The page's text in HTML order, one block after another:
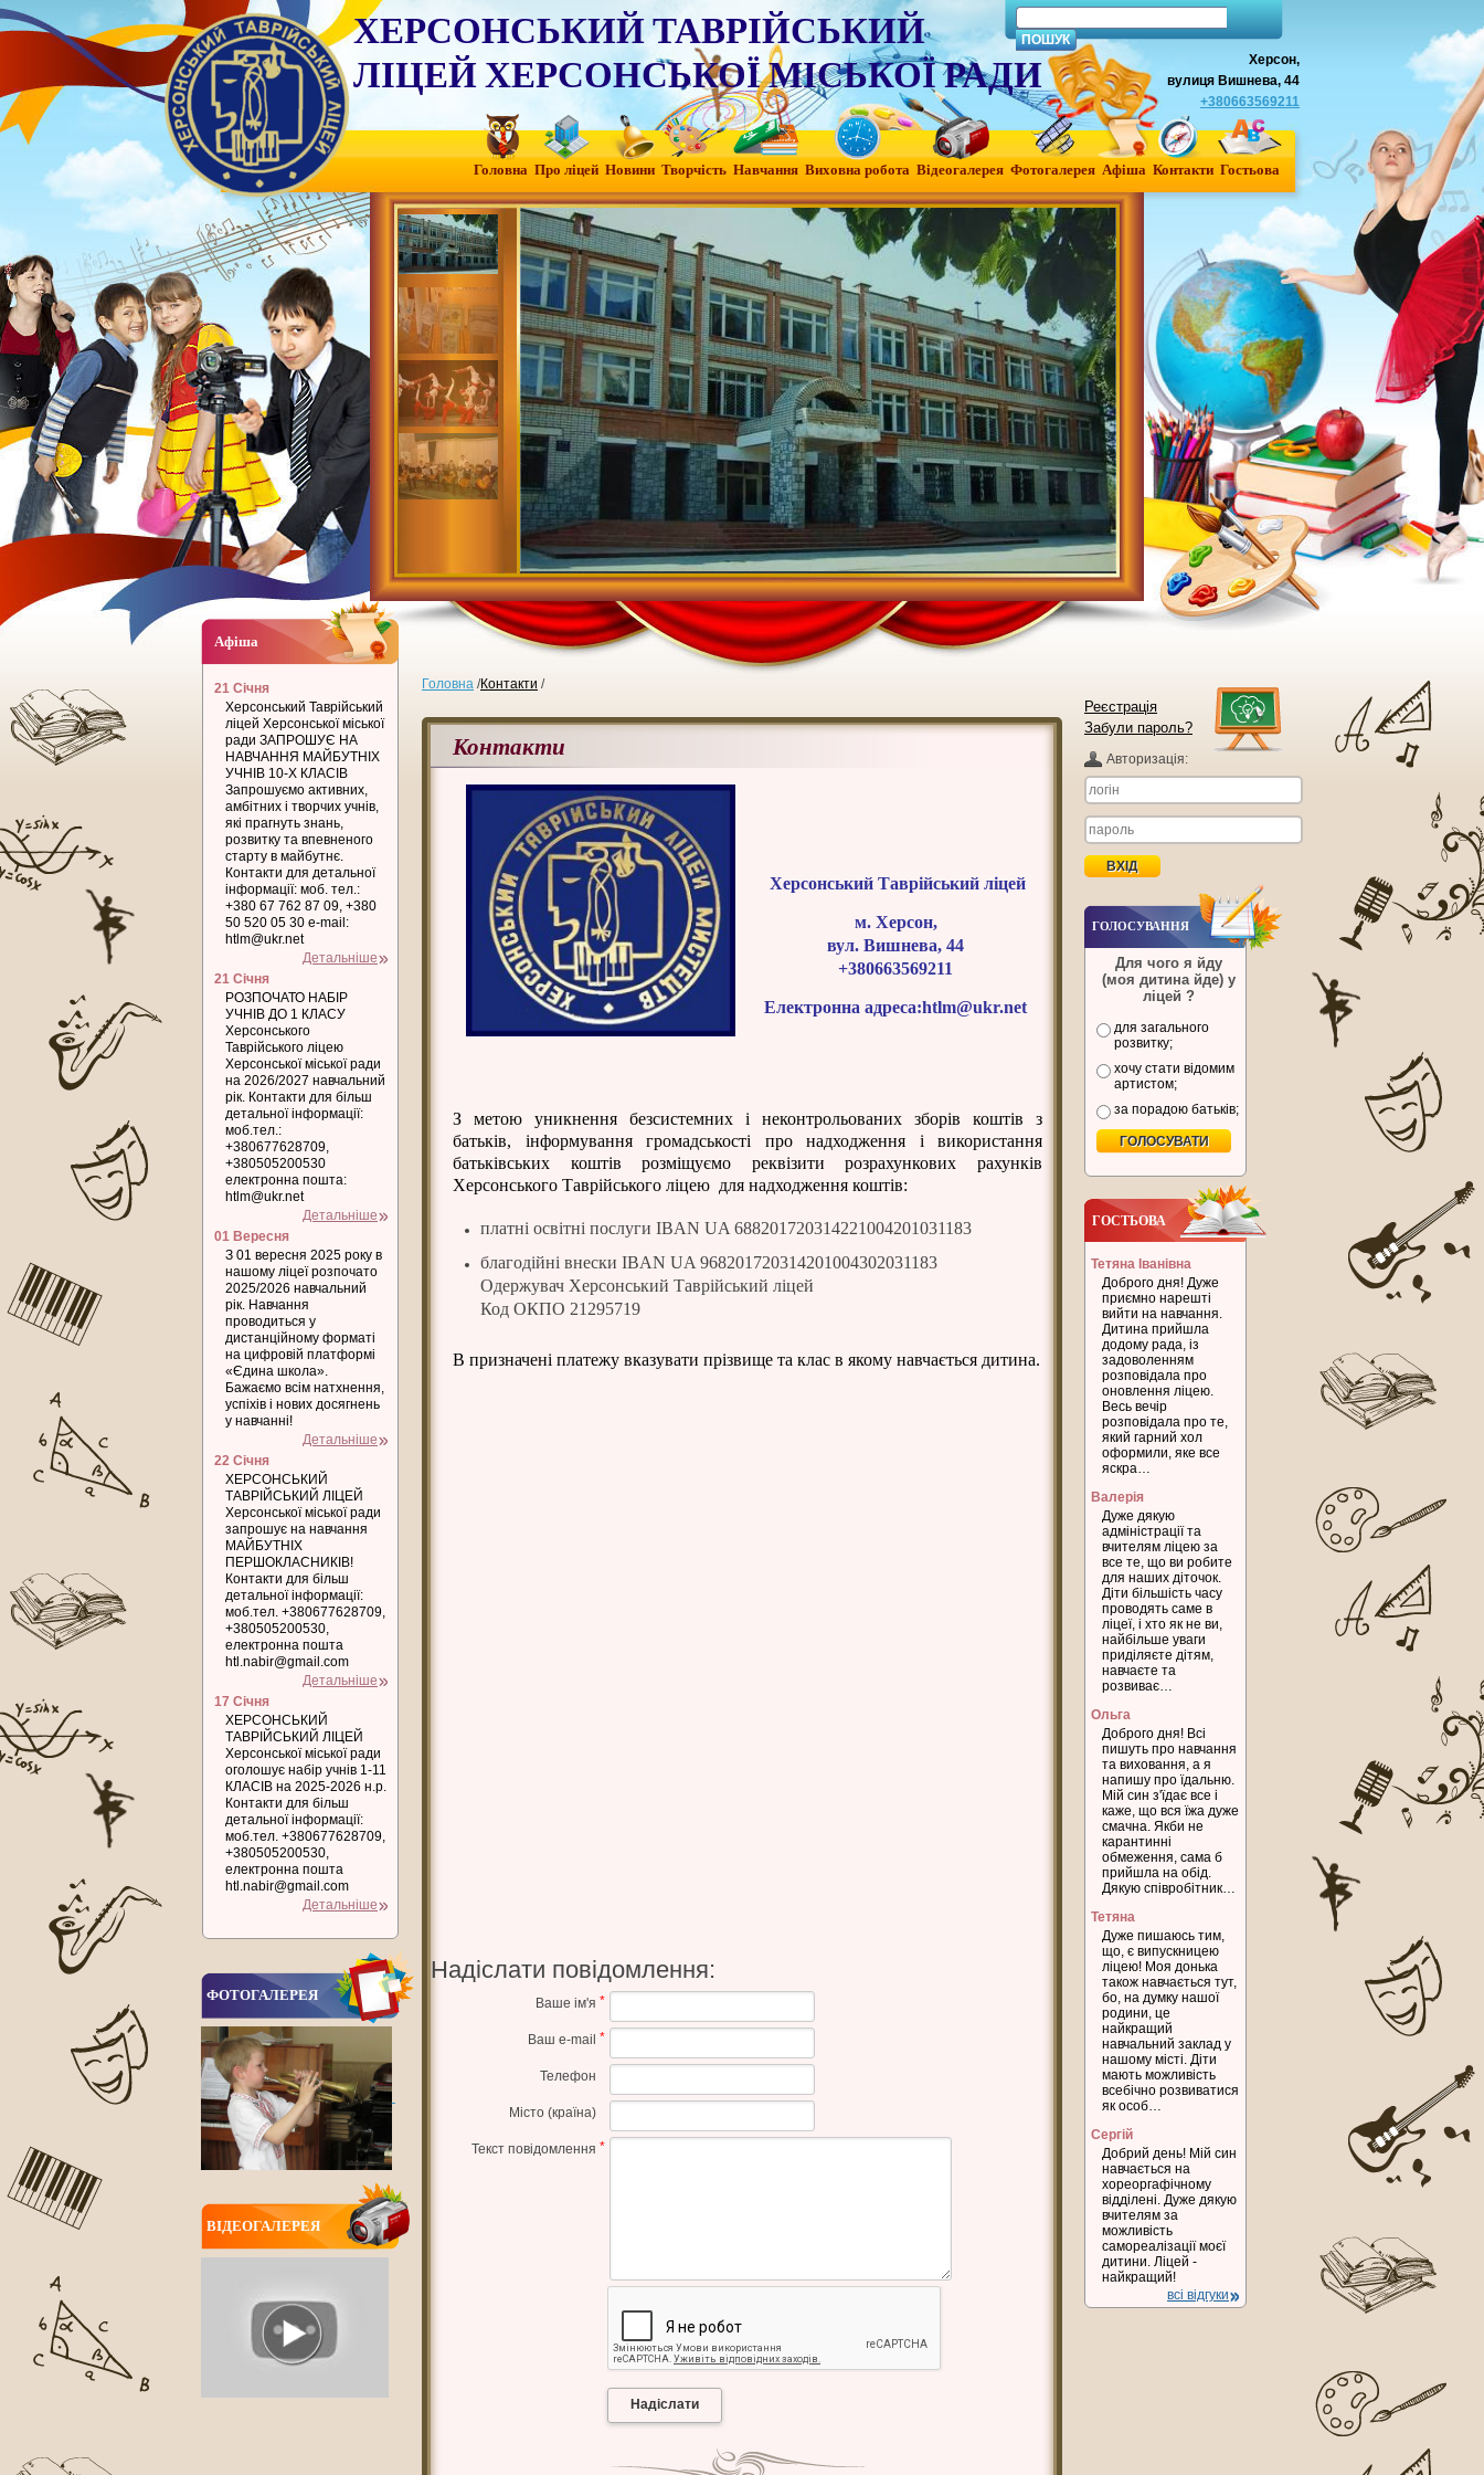
ХЕРСОНСЬКИЙ ТАВРІЙСЬКИЙ
ЛІЦЕЙ ХЕРСОНСЬКОЇ МІСЬКОЇ РАДИ
Херсон,
вулиця Вишнева, 44
+380663569211
Головна Про ліцей Новини Творчість Навчання Виховна робота Вiдеогалерея Фотогалерея Афiша Контакти Гостьова
Головна /Контакти /
Контакти
Херсонський Таврійський ліцей
м. Херсон,
вул. Вишнева, 44
+380663569211
Електронна адреса:htlm@ukr.net
З метою уникнення безсистемних і неконтрольованих зборів коштів з
батьків, інформування громадськості про надходження і використання
батьківських коштів розміщуємо реквізити розрахункових рахунків
Херсонського Таврійського ліцею для надходження коштів:
платні освітні послуги IBAN UA 688201720314221004201031183
благодійні внески IBAN UA 968201720314201004302031183
Одержувач Херсонський Таврійський ліцей
Код ОКПО 21295719
В призначені платежу вказувати прізвище та клас в якому навчається дитина.
Надіслати повідомлення:
Ваше ім'я *
Ваш e-mail *
Телефон
Місто (країна)
Текст повідомлення *
Афіша
21 Січня
Херсонський Таврійський
ліцей Херсонської міської
ради ЗАПРОШУЄ НА
НАВЧАННЯ МАЙБУТНІХ
УЧНІВ 10-Х КЛАСІВ
Запрошуємо активних,
амбітних і творчих учнів,
які прагнуть знань,
розвитку та впевненого
старту в майбутнє.
Контакти для детальної
інформації: моб. тел.:
+380 67 762 87 09, +380
50 520 05 30 e-mail:
htlm@ukr.net
Детальніше
21 Січня
РОЗПОЧАТО НАБІР
УЧНІВ ДО 1 КЛАСУ
Херсонського
Таврійського ліцею
Херсонської міської ради
на 2026/2027 навчальний
рік. Контакти для більш
детальної інформації:
моб.тел.:
+380677628709,
+380505200530
електронна пошта:
htlm@ukr.net
Детальніше
01 Вересня
З 01 вересня 2025 року в
нашому ліцеї розпочато
2025/2026 навчальний
рік. Навчання
проводиться у
дистанційному форматі
на цифровій платформі
«Єдина школа».
Бажаємо всім натхнення,
успіхів і нових досягнень
у навчанні!
Детальніше
22 Січня
ХЕРСОНСЬКИЙ
ТАВРІЙСЬКИЙ ЛІЦЕЙ
Херсонської міської ради
запрошує на навчання
МАЙБУТНІХ
ПЕРШОКЛАСНИКІВ!
Контакти для більш
детальної інформації:
моб.тел. +380677628709,
+380505200530,
електронна пошта
htl.nabir@gmail.com
Детальніше
17 Січня
ХЕРСОНСЬКИЙ
ТАВРІЙСЬКИЙ ЛІЦЕЙ
Херсонської міської ради
оголошує набір учнів 1-11
КЛАСІВ на 2025-2026 н.р.
Контакти для більш
детальної інформації:
моб.тел. +380677628709,
+380505200530,
електронна пошта
htl.nabir@gmail.com
Детальніше
ФОТОГАЛЕРЕЯ
ВIДЕОГАЛЕРЕЯ
Реєстрація
Забули пароль?
Авторизацiя:
ГОЛОСУВАННЯ
Для чого я йду
(моя дитина йде) у
ліцей ?
для загального
розвитку;
хочу стати відомим
артистом;
за порадою батьків;
ГОСТЬОВА
Тетяна Іванівна
Доброго дня! Дуже
приємно нарешті
вийти на навчання.
Дитина прийшла
додому рада, із
задоволенням
розповідала про
оновлення ліцею.
Весь вечір
розповідала про те,
який гарний хол
оформили, яке все
яскра…
Валерія
Дуже дякую
адміністрації та
вчителям ліцею за
все те, що ви робите
для наших діточок.
Діти більшість часу
проводять саме в
ліцеї, і хто як не ви,
найбільше уваги
приділяєте дітям,
навчаєте та
розвиває…
Ольга
Доброго дня! Всі
пишуть про навчання
та виховання, а я
напишу про їдальню.
Мій син з'їдає все і
каже, що вся їжа дуже
смачна. Якби не
карантинні
обмеження, сама б
прийшла на обід.
Дякую співробітник…
Тетяна
Дуже пишаюсь тим,
що, є випускницею
ліцею! Моя донька
також навчається тут,
бо, на думку нашої
родини, це
найкращий
навчальний заклад у
нашому місті. Діти
мають можливість
всебічно розвиватися
як особ…
Сергій
Добрий день! Мій син
навчається на
хореоргафічному
відділені. Дуже дякую
вчителям за
можливість
самореалізації моєї
дитини. Ліцей -
найкращий!
всі відгуки